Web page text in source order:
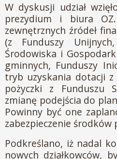
W dyskusji udział
prezydium i biura
zewnętrznych źródeł
(z Funduszy
Środowiska i
gminnych, Funduszy
tryb uzyskania dotacji z
pożyczki z Funduszu
zmianę podejścia do
Powinny być one
zabezpieczenie środków
Podkreślano, iż nadal
nowych działkowców,